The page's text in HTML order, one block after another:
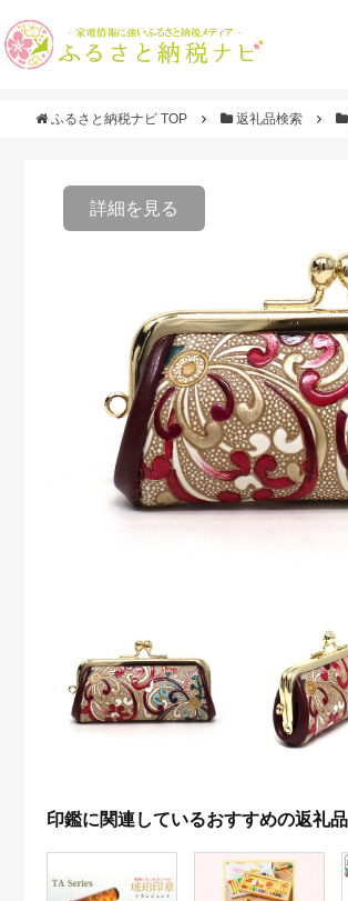
ふるさと納税ナビ TOP 返礼品検索
詳細を見る
印鑑に関連しているおすすめの返礼品